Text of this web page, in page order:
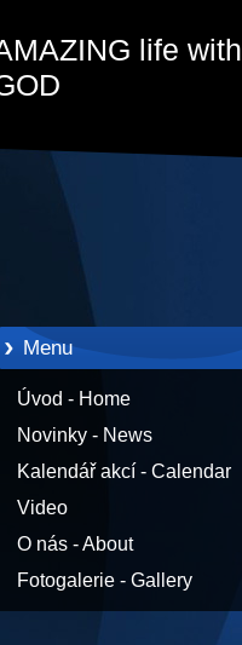
life with
Menu
Úvod - Home
Novinky - News
Kalendář akcí - Calendar
Video
O nás - About
Fotogalerie - Gallery